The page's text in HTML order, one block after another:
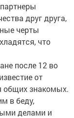
друг друга,
черты
что
после 12 во
от
общих знакомых.
в беду,
делами и